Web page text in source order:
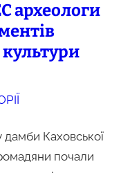
археологи
культури
дамби Каховської
почали